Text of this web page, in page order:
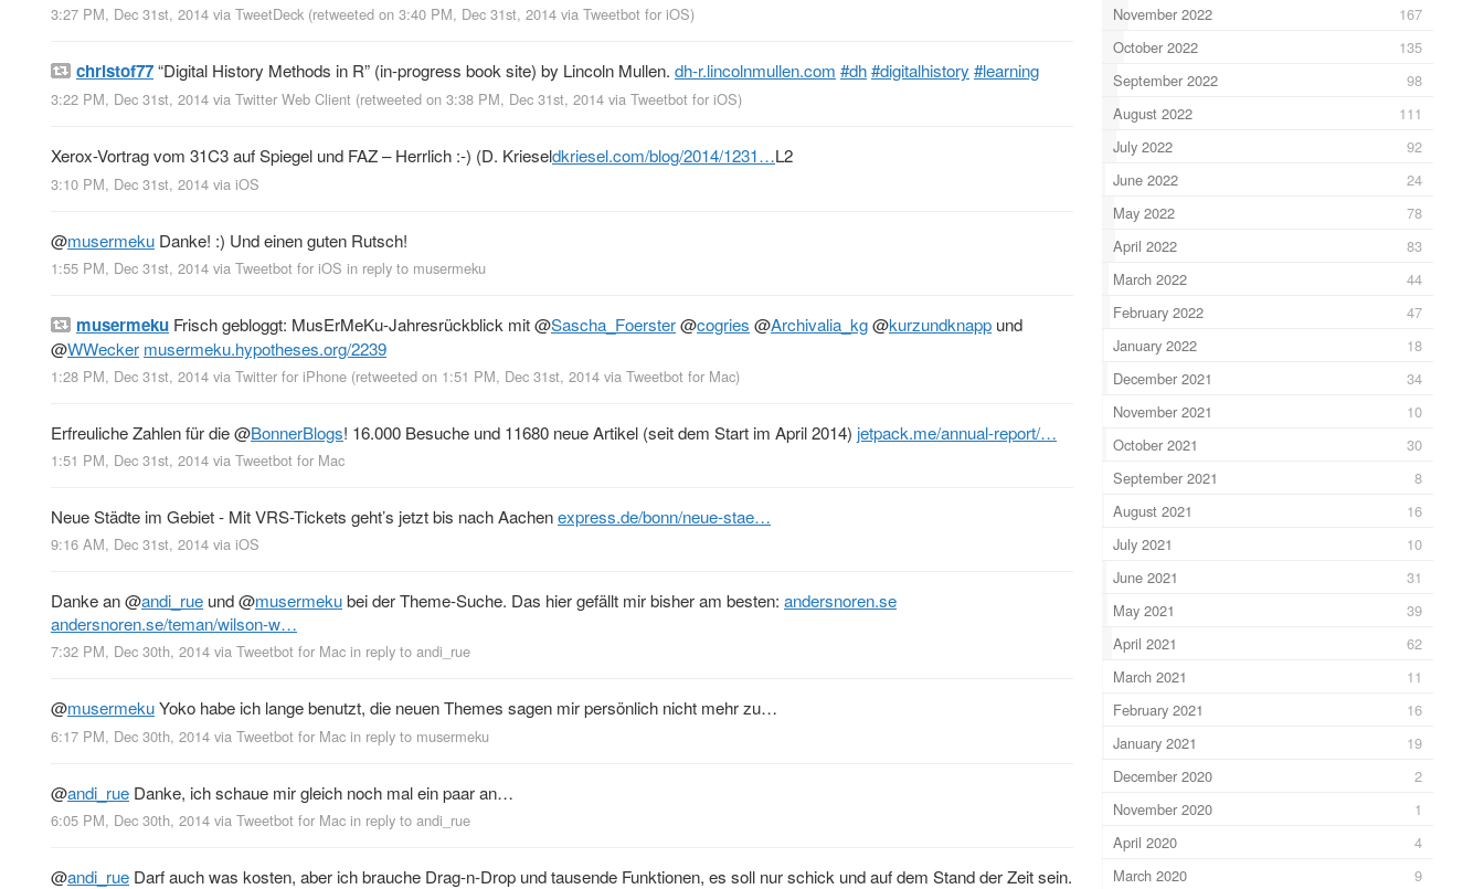
3:27 PM, Dec 31st, 2014 via TweetDeck (retweeted on 3:40 PM, Dec 31st, 2014 via Tweetbot for iΟS)
christof77“Digital History Methods in R” (in-progress book site) by Lincoln Mullen. dh-r.lincolnmullen.com #dh#digitalhistory #learning
3:22 PM, Dec 31st, 2014 via Twitter Web Client (retweeted on 3:38 PM, Dec 31st, 2014 via Tweetbot for iΟS)
Xerox-Vortrag vom 31C3 auf Spiegel und FAZ – Herrlich :-) (D. Krieseldkriesel.com/blog/2014/1231…L2
3:10 PM, Dec 31st, 2014 via iOS
@musermeku Danke! :) Und einen guten Rutsch!
1:55 PM, Dec 31st, 2014 via Tweetbot for iΟS in reply to musermeku
musermeku Frisch gebloggt: MusErMeKu-Jahresrückblick mit@Sascha_Foerster@cogries @Archivalia_kg@kurzundknapp und
@WWecker musermeku.hypotheses.org/2239
1:28 PM, Dec 31st, 2014 via Twitter for iPhone (retweeted on 1:51 PM, Dec 31st, 2014 via Tweetbot for Mac)
Erfreuliche Zahlen für die@BonnerBlogs! 16.000 Besuche und 11680 neue Artikel (seit dem Start im April 2014) jetpack.me/annual-report/…
1:51 PM, Dec 31st, 2014 via Tweetbot for Mac
Neue Städte im Gebiet - Mit VRS-Tickets geht’s jetzt bis nach Aachenexpress.de/bonn/neue-stae…
9:16 AM, Dec 31st, 2014 via iOS
Danke an@andi_rue und@musermekubei der Theme-Suche. Das hier gefällt mir bisher am besten: andersnoren.se
andersnoren.se/teman/wilson-w…
7:32 PM, Dec 30th, 2014 via Tweetbot for Mac in reply to andi_rue
@musermekuYoko habe ich lange benutzt, die neuen Themes sagen mir persönlich nicht mehr zu…
6:17 PM, Dec 30th, 2014 via Tweetbot for Mac in reply to musermeku
@andi_rue Danke, ich schaue mir gleich noch mal ein paar an…
6:05 PM, Dec 30th, 2014 via Tweetbot for Mac in reply to andi_rue
@andi_rue Darf auch was kosten, aber ich brauche Drag-n-Drop und tausende Funktionen, es soll nur schick und auf dem Stand der Zeit sein.
November 2022
167
October 2022
135
September 2022
98
August 2022
111
July 2022
92
June 2022
24
May 2022
78
April 2022
83
March 2022
44
February 2022
47
January 2022
18
December 2021
34
November 2021
10
October 2021
30
September 2021
8
August 2021
16
July 2021
10
June 2021
31
May 2021
39
April 2021
62
March 2021
11
February 2021
16
January 2021
19
December 2020
2
November 2020
1
April 2020
4
March 2020
9